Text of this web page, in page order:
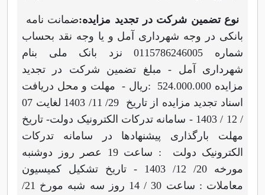
نوع تضمین شرکت در تجدید مزایده:
بانکی در وجه شهرداری آمل و یا وجه نقد بحساب
شماره 0115786246005 نزد بانک ملی بنام
شهرداری آمل - مبلغ
تضمین شرکت در تجدید
مزایده : 524.000.000ریال - مهلت و محل دریافت
اسناد تجدید مزایده از تاریخ 29/ 11/ 1403 لغایت 07
/ 12 / 1403 - سامانه تدرکات الکترونیک دولت- تاریخ
مهلت بارگذاری پیشنهادها در سامانه تدرکات
الکترونیک دولت : ساعت 19 عصر روز دوشنبه
مورخه 20/ 12/ 1403 - تاریخ تشکیل کمیسیون
معاملات : ساعت 30 / 14 روز سه شبه مورخ 21/